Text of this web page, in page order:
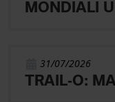
31/07/2026